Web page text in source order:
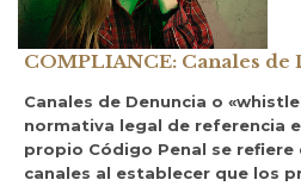
COMPLIANCE: Canales de
Canales de Denuncia o
normativa legal de referencia
propio Código Penal se
canales al establecer que los